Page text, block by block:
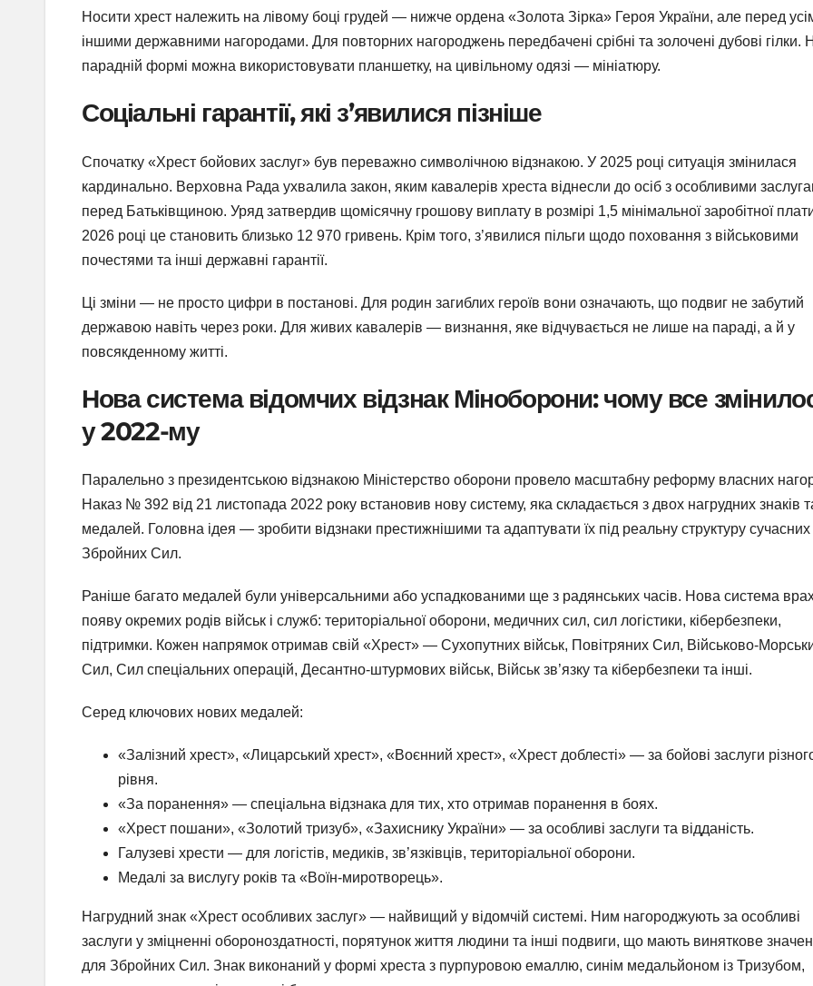
Носити хрест належить на лівому боці грудей — нижче ордена «Золота Зірка» Героя України, але перед
іншими державними нагородами. Для повторних нагороджень передбачені срібні та золочені дубові гілки.
парадній формі можна використовувати планшетку, на цивільному одязі — мініатюру.
Соціальні гарантії, які з’явилися пізніше
Спочатку «Хрест бойових заслуг» був переважно символічною відзнакою. У 2025 році ситуація змінилася
кардинально. Верховна Рада ухвалила закон, яким кавалерів хреста віднесли до осіб з особливими
перед Батьківщиною. Уряд затвердив щомісячну грошову виплату в розмірі 1,5 мінімальної заробітної
2026 році це становить близько 12 970 гривень. Крім того, з’явилися пільги щодо поховання з військовими
почестями та інші державні гарантії.
Ці зміни — не просто цифри в постанові. Для родин загиблих героїв вони означають, що подвиг не забутий
державою навіть через роки. Для живих кавалерів — визнання, яке відчувається не лише на параді, а й у
повсякденному житті.
Нова система відомчих відзнак Міноборони: чому все
у 2022-му
Паралельно з президентською відзнакою Міністерство оборони провело масштабну реформу власних
Наказ № 392 від 21 листопада 2022 року встановив нову систему, яка складається з двох нагрудних знаків
медалей. Головна ідея — зробити відзнаки престижнішими та адаптувати їх під реальну структуру сучасних
Збройних Сил.
Раніше багато медалей були універсальними або успадкованими ще з радянських часів. Нова система
появу окремих родів військ і служб: територіальної оборони, медичних сил, сил логістики, кібербезпеки,
підтримки. Кожен напрямок отримав свій «Хрест» — Сухопутних військ, Повітряних Сил, Військово-
Сил, Сил спеціальних операцій, Десантно-штурмових військ, Військ зв’язку та кібербезпеки та інші.
Серед ключових нових медалей:
«Залізний хрест», «Лицарський хрест», «Воєнний хрест», «Хрест доблесті» — за бойові заслуги
рівня.
«За поранення» — спеціальна відзнака для тих, хто отримав поранення в боях.
«Хрест пошани», «Золотий тризуб», «Захиснику України» — за особливі заслуги та відданість.
Галузеві хрести — для логістів, медиків, зв’язківців, територіальної оборони.
Медалі за вислугу років та «Воїн-миротворець».
Нагрудний знак «Хрест особливих заслуг» — найвищий у відомчій системі. Ним нагороджують за особливі
заслуги у зміцненні обороноздатності, порятунок життя людини та інші подвиги, що мають виняткове
для Збройних Сил. Знак виконаний у формі хреста з пурпуровою емаллю, синім медальйоном із Тризубом,